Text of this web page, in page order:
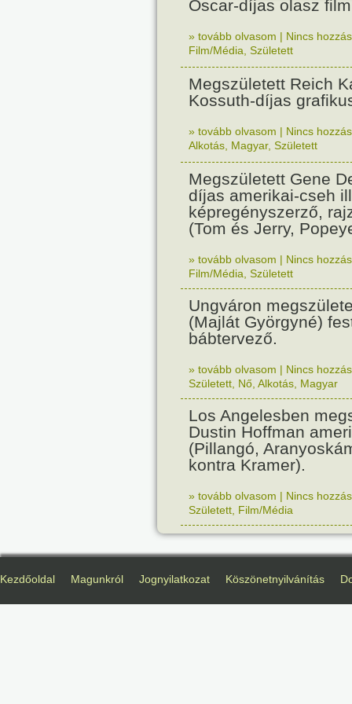
Oscar-díjas olasz
» tovább olvasom | Nincs
Film/Média Született
Megszületett Reich
Kossuth-díjas
» tovább olvasom | Nincs
Alkotás Magyar, Született
Megszületett Gene
díjas amerikai-cseh
képregényszerző,
(Tom és Jerry,
» tovább olvasom | Nincs
Film/Média Született
Ungváron
(Majlát Györgyné)
bábtervező.
» tovább olvasom | Nincs
Született Nő Alkotás Magyar
Los Angelesben
Dustin Hoffman
(Pillangó,
kontra Kramer).
» tovább olvasom | Nincs
Született Film/Média
Kezdőoldal Magunkról Jognyilatkozat Köszönetnyilvánítás